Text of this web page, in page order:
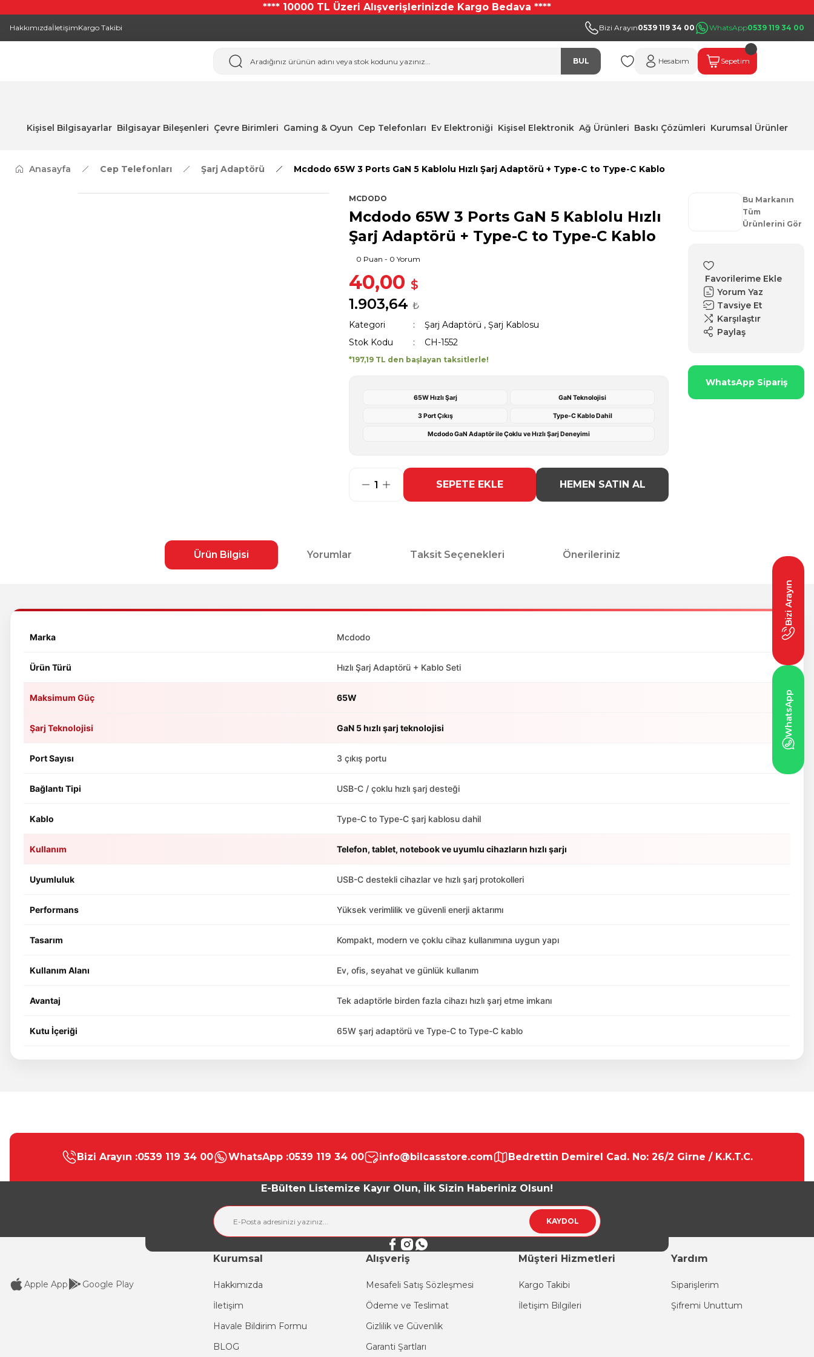
**** 10000 TL Üzeri Alışverişlerinizde Kargo Bedava ****
HakkımızdaİletişimKargo Takibi Bizi Arayın0539 119 34 00 WhatsApp0539 119 34 00
BUL Hesabım Sepetim
Kişisel Bilgisayarlar Bilgisayar Bileşenleri Çevre Birimleri Gaming & Oyun Cep Telefonları Ev Elektroniği Kişisel Elektronik Ağ Ürünleri Baskı Çözümleri Kurumsal Ürünler
Anasayfa Cep Telefonları Şarj Adaptörü Mcdodo 65W 3 Ports GaN 5 Kablolu Hızlı Şarj Adaptörü + Type-C to Type-C Kablo
MCDODO
Mcdodo 65W 3 Ports GaN 5 Kablolu Hızlı
Şarj Adaptörü + Type-C to Type-C Kablo
0 Puan - 0 Yorum
40,00 $
1.903,64 ₺
Kategori Şarj Adaptörü , Şarj Kablosu
Stok Kodu
CH-1552
*197,19 TL den başlayan taksitlerle!
65W Hızlı Şarj GaN Teknolojisi
3 Port Çıkış Type-C Kablo Dahil
Mcdodo GaN Adaptör ile Çoklu ve Hızlı Şarj Deneyimi
SEPETE EKLE HEMEN SATIN AL
Bu Markanın
Tüm
Ürünlerini Gör
Yorum Yaz
Tavsiye Et
Karşılaştır
Paylaş
WhatsApp Sipariş
Ürün Bilgisi Yorumlar Taksit Seçenekleri Önerileriniz
Marka Mcdodo
Ürün Türü Hızlı Şarj Adaptörü + Kablo Seti
Maksimum Güç 65W
Şarj Teknolojisi GaN 5 hızlı şarj teknolojisi
Port Sayısı 3 çıkış portu
Bağlantı Tipi USB-C / çoklu hızlı şarj desteği
Kablo Type-C to Type-C şarj kablosu dahil
Kullanım Telefon, tablet, notebook ve uyumlu cihazların hızlı şarjı
Uyumluluk USB-C destekli cihazlar ve hızlı şarj protokolleri
Performans Yüksek verimlilik ve güvenli enerji aktarımı
Tasarım Kompakt, modern ve çoklu cihaz kullanımına uygun yapı
Kullanım Alanı Ev, ofis, seyahat ve günlük kullanım
Avantaj Tek adaptörle birden fazla cihazı hızlı şarj etme imkanı
Kutu İçeriği 65W şarj adaptörü ve Type-C to Type-C kablo
Görüş ve önerileriniz için teşekkür ederiz.
Ürün resmi kalitesiz, bozuk veya görüntülenemiyor.
Ürün açıklamasında eksik bilgiler bulunuyor.
Gönder
Bizi Arayın :0539 119 34 00 WhatsApp :0539 119 34 00 info@bilcasstore.com Bedrettin Demirel Cad. No: 26/2 Girne / K.K.T.C.
E-Bülten Listemize Kayır Olun, İlk Sizin Haberiniz Olsun!
KAYDOL
Apple App Google Play
Kurumsal
Hakkımızda
İletişim
Havale Bildirim Formu
BLOG
Alışveriş
Mesafeli Satış Sözleşmesi
Ödeme ve Teslimat
Gizlilik ve Güvenlik
Garanti Şartları
Müşteri Hizmetleri
Kargo Takibi
İletişim Bilgileri
Yardım
Siparişlerim
Şifremi Unuttum
Bizi Arayın
WhatsApp